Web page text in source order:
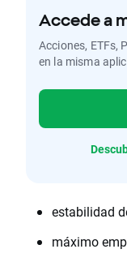
Accede a
Acciones, ETFs,
en la misma
estabilidad
máximo